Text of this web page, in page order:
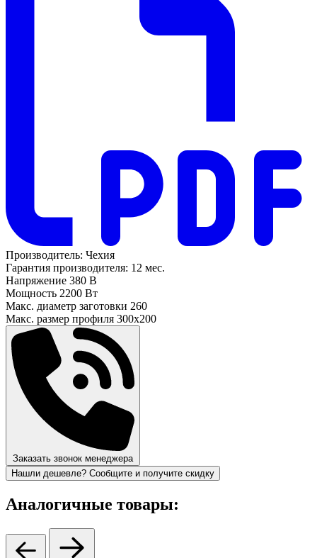
Производитель: Чехия
Гарантия производителя: 12 мес.
Напряжение 380 В
Мощность 2200 Вт
Макс. диаметр заготовки 260
Макс. размер профиля 300х200
Заказать звонок менеджера
Нашли дешевле? Сообщите и получите скидку
Аналогичные товары: